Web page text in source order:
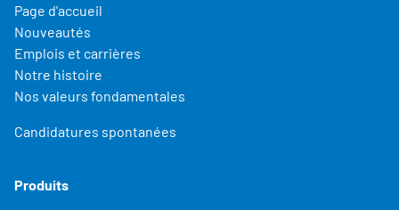
Page d'accueil
Nouveautés
Emplois et carrières
Notre histoire
Nos valeurs fondamentales
Candidatures spontanées
Produits